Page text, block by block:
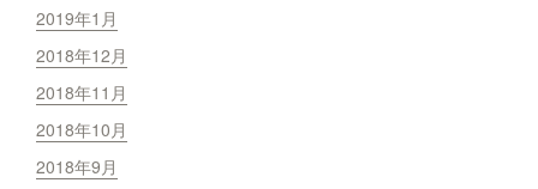
2019年1月
2018年12月
2018年11月
2018年10月
2018年9月